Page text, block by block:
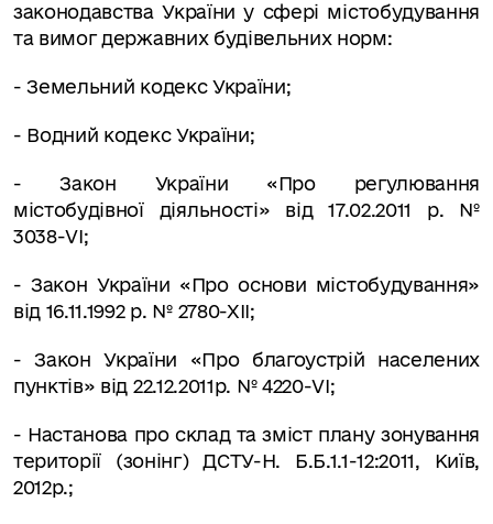
законодавства України у сфері містобудування
та вимог державних будівельних норм:
- Земельний кодекс України;
- Водний кодекс України;
- Закон України «Про регулювання
містобудівної діяльності» від 17.02.2011 р. №
3038-VІ;
- Закон України «Про основи містобудування»
від 16.11.1992 р. № 2780-ХІІ;
- Закон України «Про благоустрій населених
пунктів» від 22.12.2011р. № 4220-VI;
- Настанова про склад та зміст плану зонування
території (зонінг) ДСТУ-Н. Б.Б.1.1-12:2011, Київ,
2012р.;